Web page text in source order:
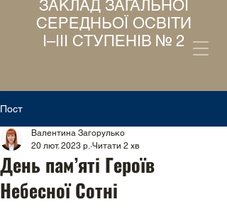
ЗАКЛАД ЗАГАЛЬНОЇ
СЕРЕДНЬОЇ ОСВІТИ
І–ІІІ СТУПЕНІВ № 2
Пост
День пам’яті Героїв
Небесної Сотні
Валентина Загорулько
20 лют. 2023 р. Читати 2 хв